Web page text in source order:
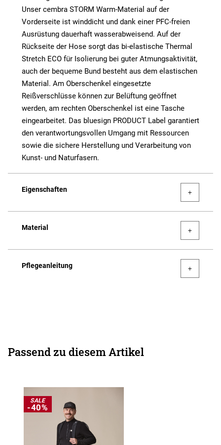
Unser cembra STORM Warm-Material auf der
Vorderseite ist winddicht und dank einer PFC-freien
Ausrüstung dauerhaft wasserabweisend. Auf der
Rückseite der Hose sorgt das bi-elastische Thermal
Stretch ECO für Isolierung bei guter Atmungsaktivität,
auch der bequeme Bund besteht aus dem elastischen
Material. Am Oberschenkel eingesetzte
Reißverschlüsse können zur Belüftung geöffnet
werden, am rechten Oberschenkel ist eine Tasche
eingearbeitet. Das bluesign PRODUCT Label garantiert
den verantwortungsvollen Umgang mit Ressourcen
sowie die sichere Herstellung und Verarbeitung von
Kunst- und Naturfasern.
Eigenschaften
Material
Pflegeanleitung
Passend zu diesem Artikel
SALE
-40%